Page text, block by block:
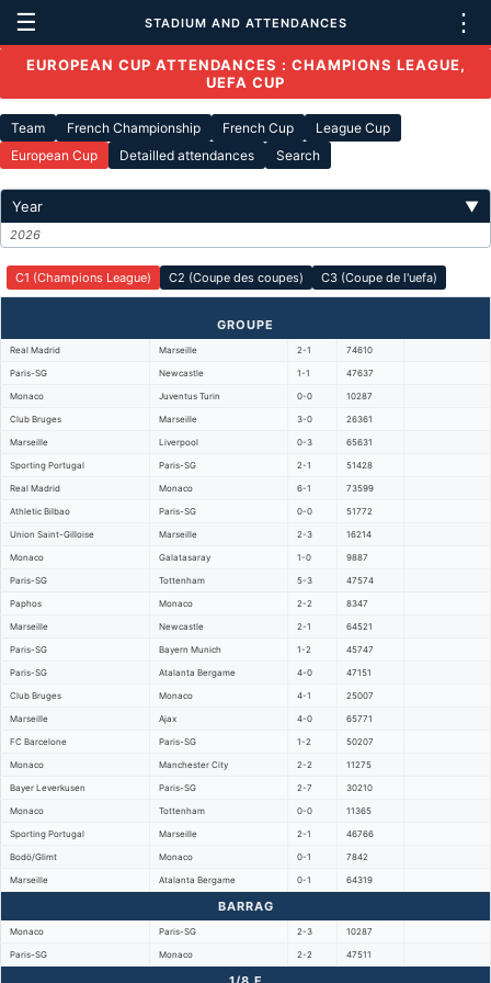
☰ STADIUM AND ATTENDANCES ⋮
EUROPEAN CUP ATTENDANCES : CHAMPIONS LEAGUE,
UEFA CUP
Team French Championship French Cup
League Cup
European Cup
Detailled attendances Search
Year ▼
2026
C1 (Champions League) C2 (Coupe des coupes) C3 (Coupe de l'uefa)
GROUPE
Real Madrid Marseille 2-1 74610
Paris-SG Newcastle 1-1 47637
Monaco Juventus Turin 0-0 10287
Club Bruges Marseille 3-0 26361
Marseille Liverpool 0-3 65631
Sporting Portugal Paris-SG 2-1 51428
Real Madrid Monaco 6-1 73599
Athletic Bilbao Paris-SG 0-0 51772
Union Saint-Gilloise Marseille 2-3 16214
Monaco Galatasaray 1-0 9887
Paris-SG Tottenham 5-3 47574
Paphos Monaco 2-2 8347
Marseille Newcastle 2-1 64521
Paris-SG Bayern Munich 1-2 45747
Paris-SG Atalanta Bergame 4-0 47151
Club Bruges Monaco 4-1 25007
Marseille Ajax 4-0 65771
FC Barcelone Paris-SG 1-2 50207
Monaco Manchester City 2-2 11275
Bayer Leverkusen Paris-SG 2-7 30210
Monaco Tottenham 0-0 11365
Sporting Portugal Marseille 2-1 46766
Bodö/Glimt Monaco 0-1 7842
Marseille Atalanta Bergame 0-1 64319
BARRAG
Monaco Paris-SG 2-3 10287
Paris-SG Monaco 2-2 47511